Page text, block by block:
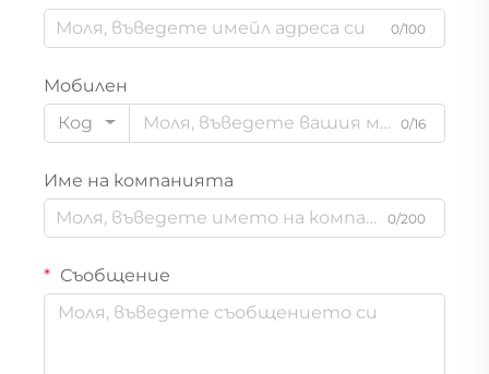
0/100
Мобилен
Код
0/16
Име на компанията
0/200
Съобщение